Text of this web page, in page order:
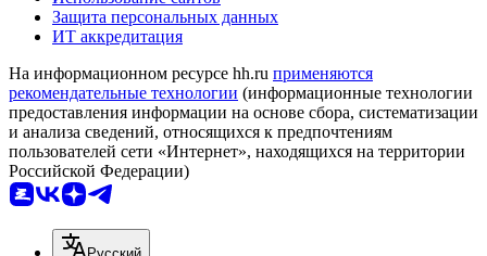
Защита персональных данных
ИТ аккредитация
На информационном ресурсе hh.ru применяются
рекомендательные технологии (информационные технологии
предоставления информации на основе сбора, систематизации
и анализа сведений, относящихся к предпочтениям
пользователей сети «Интернет», находящихся на территории
Российской Федерации)